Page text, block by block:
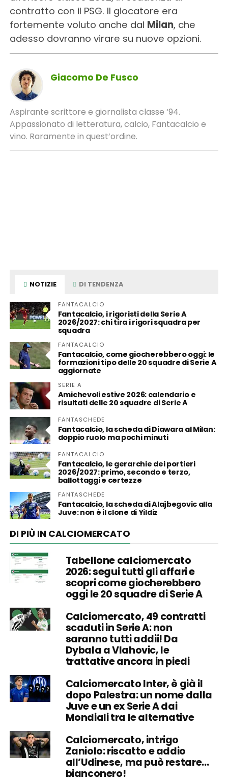
contratto con il PSG. Il giocatore era
fortemente voluto anche dal Milan, che
adesso dovranno virare su nuove opzioni.
Giacomo De Fusco
Aspirante scrittore e giornalista classe ‘94.
Appassionato di letteratura, calcio, Fantacalcio e
vino. Raramente in quest’ordine.
NOTIZIE DI TENDENZA
FANTACALCIO
Fantacalcio, i rigoristi della Serie A
2026/2027: chi tira i rigori squadra per
squadra
FANTACALCIO
Fantacalcio, come giocherebbero oggi: le
formazioni tipo delle 20 squadre di Serie A
aggiornate
SERIE A
Amichevoli estive 2026: calendario e
risultati delle 20 squadre di Serie A
FANTASCHEDE
Fantacalcio, la scheda di Diawara al Milan:
doppio ruolo ma pochi minuti
FANTACALCIO
Fantacalcio, le gerarchie dei portieri
2026/2027: primo, secondo e terzo,
ballottaggi e certezze
FANTASCHEDE
Fantacalcio, la scheda di Alajbegovic alla
Juve: non è il clone di Yildiz
DI PIÙ IN CALCIOMERCATO
Tabellone calciomercato
2026: segui tutti gli affari e
scopri come giocherebbero
oggi le 20 squadre di Serie A
Calciomercato, 49 contratti
scaduti in Serie A: non
saranno tutti addii! Da
Dybala a Vlahovic, le
trattative ancora in piedi
Calciomercato Inter, è già il
dopo Palestra: un nome dalla
Juve e un ex Serie A dai
Mondiali tra le alternative
Calciomercato, intrigo
Zaniolo: riscatto e addio
all’Udinese, ma può restare…
bianconero!